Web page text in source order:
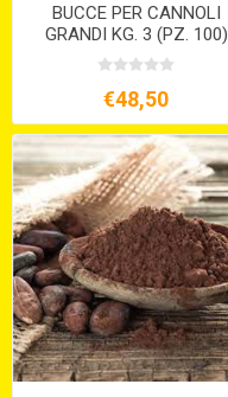
BUCCE PER CANNOLI
GRANDI KG. 3 (PZ. 100)
€48,50